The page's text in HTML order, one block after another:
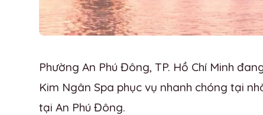
Phường An Phú Đông, TP. Hồ Chí Minh
Kim Ngân Spa phục vụ nhanh chóng tại
tại An Phú Đông.